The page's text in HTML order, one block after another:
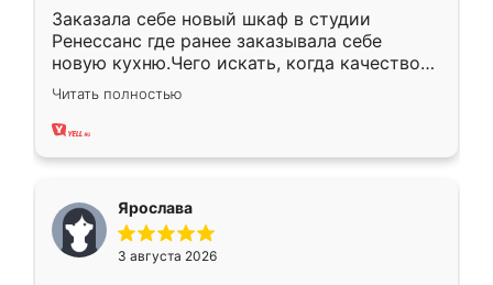
Заказала себе новый шкаф в студии
Ренессанс где ранее заказывала себе
новую кухню.Чего искать, когда качеством
вполне довольна. Служит кухня уже почти
два года, нареканий нет.
Читать полностью
Ярослава
3 августа 2026